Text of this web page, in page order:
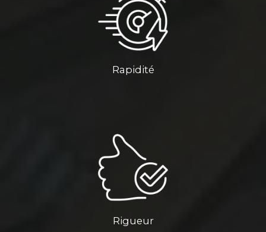
Rapidité
Rigueur